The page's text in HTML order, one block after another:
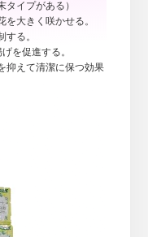
タイプがある）
を大きく咲かせる。
する。
を促進する。
抑えて清潔に保つ効果